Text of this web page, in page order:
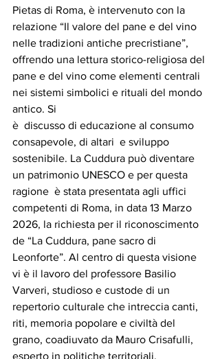
Pietas di Roma, è intervenuto con la
relazione “Il valore del pane e del vino
nelle tradizioni antiche precristiane”,
offrendo una lettura storico-religiosa del
pane e del vino come elementi centrali
nei sistemi simbolici e rituali del mondo
antico. Si
è  discusso di educazione al consumo
consapevole, di altari  e sviluppo
sostenibile. La Cuddura può diventare
un patrimonio UNESCO e per questa
ragione  è stata presentata agli uffici
competenti di Roma, in data 13 Marzo
2026, la richiesta per il riconoscimento
de “La Cuddura, pane sacro di
Leonforte”. Al centro di questa visione
vi è il lavoro del professore Basilio
Varveri, studioso e custode di un
repertorio culturale che intreccia canti,
riti, memoria popolare e civiltà del
grano, coadiuvato da Mauro Crisafulli,
esperto in politiche territoriali,